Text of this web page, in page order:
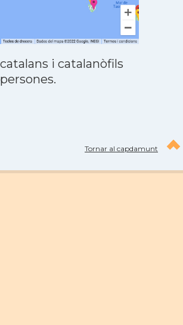
i catalanòfils
Tornar al capdamunt